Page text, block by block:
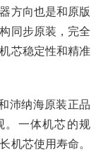
方向也是和原版
同步原装，完全
芯稳定性和精准
沛纳海原装正品
。一体机芯的规
机芯使用寿命。